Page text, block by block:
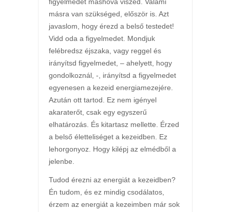
figyelmedet máshova viszed. Valami
másra van szükséged, először is. Azt
javaslom, hogy érezd a belső testedet!
Vidd oda a figyelmedet. Mondjuk
felébredsz éjszaka, vagy reggel és
irányítsd figyelmedet, – ahelyett, hogy
gondolkoznál, -, irányítsd a figyelmedet
egyenesen a kezeid energiamezejére.
Azután ott tartod. Ez nem igényel
akaraterőt, csak egy egyszerű
elhatározás. És kitartasz mellette. Érzed
a belső életteliséget a kezeidben. Ez
lehorgonyoz. Hogy kilépj az elmédből a
jelenbe.
Tudod érezni az energiát a kezeidben?
Én tudom, és ez mindig csodálatos,
érzem az energiát a kezeimben már sok